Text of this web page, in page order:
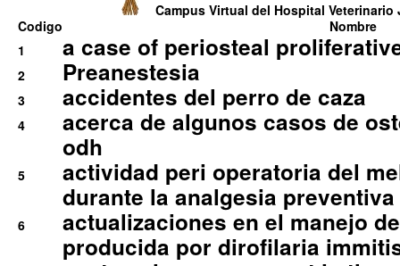
Campus Virtual del Hospital Veterinario
Codigo
Nombre
1
a case of periosteal
2 Preanestesia
3 accidentes del perro de caza
4
acerca de algunos casos de
odh
5
actividad peri operatoria del
durante la analgesia
6
actualizaciones en el manejo
producida por dirofilaria